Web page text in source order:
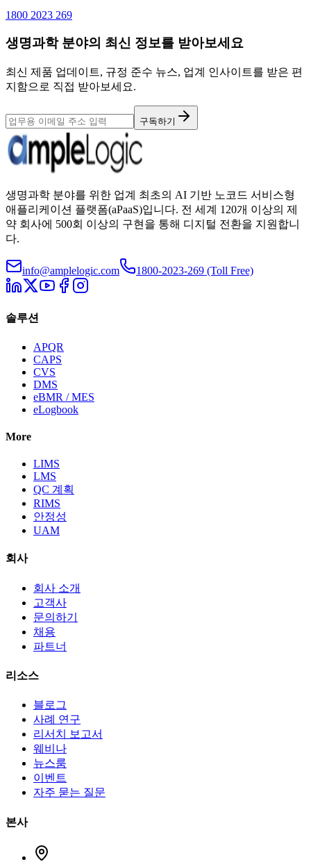
1800 2023 269
생명과학 분야의 최신 정보를 받아보세요
최신 제품 업데이트, 규정 준수 뉴스, 업계 인사이트를 받은 편
지함으로 직접 받아보세요.
구독하기
생명과학 분야를 위한 업계 최초의 AI 기반 노코드 서비스형
애플리케이션 플랫폼(aPaaS)입니다. 전 세계 120개 이상의 제
약 회사에 500회 이상의 구현을 통해 디지털 전환을 지원합니
다.
info@amplelogic.com 1800-2023-269 (Toll Free)
솔루션
APQR
CAPS
CVS
DMS
eBMR / MES
eLogbook
More
LIMS
LMS
QC 계획
RIMS
안정성
UAM
회사
회사 소개
고객사
문의하기
채용
파트너
리소스
블로그
사례 연구
리서치 보고서
웨비나
뉴스룸
이벤트
자주 묻는 질문
본사